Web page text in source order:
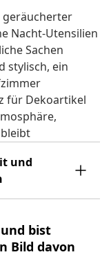
geräucherter
Nacht-Utensilien
Sachen
stylisch, ein
für Dekoartikel
und
bist
Bild davon